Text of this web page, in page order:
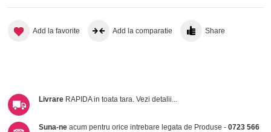
Add la favorite Add la comparatie Share
Livrare RAPIDA in toata tara.Vezi detalii...
Suna-ne acum pentru orice intrebare legata de Produse -0723 566